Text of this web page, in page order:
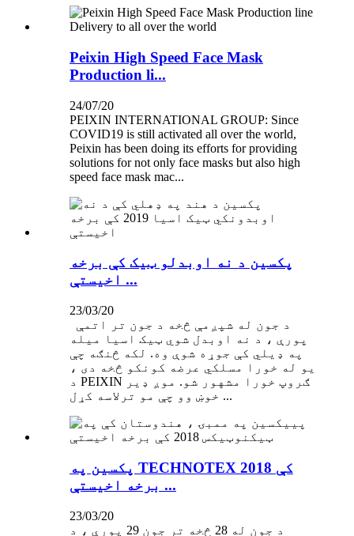
Peixin High Speed Face Mask
Production li...
24/07/20
PEIXIN INTERNATIONAL GROUP: Since
COVID19 is still activated all over the world,
Peixin has been doing its efforts for providing
solutions for not only face masks but also high
speed face mask mac...
پکسین د نه اوبدلو ټیک کې برخه
اخیستې ...
23/03/20
پورې ، د نه اوبدل شوي ټیک اسیا میله
په ډیلي کې جوړه شوې وه. لکه څنګه چې
یو له خورا مسلکي عرضه کونکو څخه دی ،
د PEIXIN ګروپ خورا مشهور شو. موږ ډیر
خوښ وو چې مو ترلاسه کړل ...
پکسین په TECHNOTEX 2018 کې
برخه اخیستې ...
23/03/20
د جون له 28 څخه تر جون 29 پورې ، د